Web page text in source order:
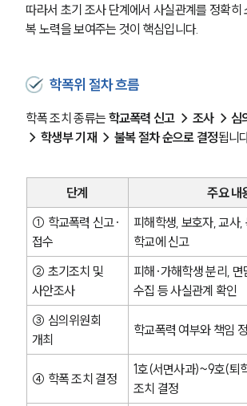
따라서 초기 조사 단계에서 사실관계를 정확히
복 노력을 보여주는 것이 핵심입니다.
학폭위 절차 흐름
학폭 조치 종류는 학교폭력 신고 → 조사 → 심
→ 학생부 기재 → 불복 절차 순으로 결정됩니
단계
주요 내
① 학교폭력 신고·
접수
피해학생, 보호자, 교사,
학교에 신고
② 초기조치 및
사안조사
피해·가해학생 분리,
수집 등 사실관계 확인
③ 심의위원회
개최
학교폭력 여부와 책임
④ 학폭 조치 결정
1호(서면사과)~9호(퇴
조치 결정